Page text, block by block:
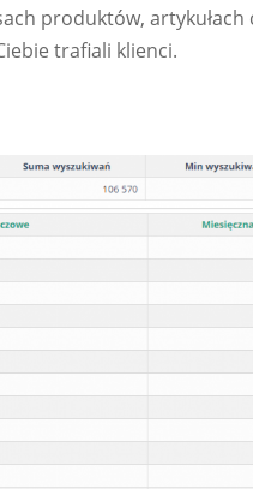
produktów,
trafiali klienci.